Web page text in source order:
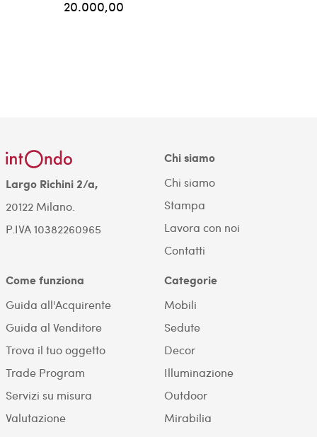
20.000,00
Largo Richini 2/a,
20122 Milano.
P.IVA 10382260965
Chi siamo
Chi siamo
Stampa
Lavora con noi
Contatti
Come funziona
Guida all'Acquirente
Guida al Venditore
Trova il tuo oggetto
Trade Program
Servizi su misura
Valutazione
Categorie
Mobili
Sedute
Decor
Illuminazione
Outdoor
Mirabilia